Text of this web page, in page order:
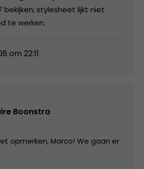
bekijken; stylesheet lijkt niet
te werken.
om 22:11
Boonstra
opmerken, Marco! We gaan er